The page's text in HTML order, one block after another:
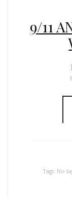
9/11
Tagi: No